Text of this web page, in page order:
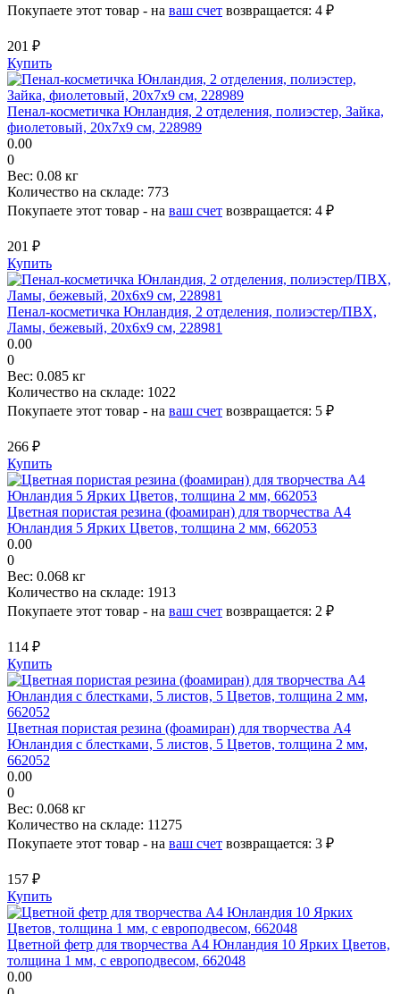
Покупаете этот товар - на ваш счет возвращается: 4 ₽
201 ₽
Купить
Пенал-косметичка Юнландия, 2 отделения, полиэстер, Зайка,
фиолетовый, 20х7х9 см, 228989
0.00
0
Вес: 0.08 кг
Количество на складе: 773
Покупаете этот товар - на ваш счет возвращается: 4 ₽
201 ₽
Купить
Пенал-косметичка Юнландия, 2 отделения, полиэстер/ПВХ,
Ламы, бежевый, 20х6х9 см, 228981
0.00
0
Вес: 0.085 кг
Количество на складе: 1022
Покупаете этот товар - на ваш счет возвращается: 5 ₽
266 ₽
Купить
Цветная пористая резина (фоамиран) для творчества А4
Юнландия 5 Ярких Цветов, толщина 2 мм, 662053
0.00
0
Вес: 0.068 кг
Количество на складе: 1913
Покупаете этот товар - на ваш счет возвращается: 2 ₽
114 ₽
Купить
Цветная пористая резина (фоамиран) для творчества А4
Юнландия с блестками, 5 листов, 5 Цветов, толщина 2 мм,
662052
0.00
0
Вес: 0.068 кг
Количество на складе: 11275
Покупаете этот товар - на ваш счет возвращается: 3 ₽
157 ₽
Купить
Цветной фетр для творчества А4 Юнландия 10 Ярких Цветов,
толщина 1 мм, с европодвесом, 662048
0.00